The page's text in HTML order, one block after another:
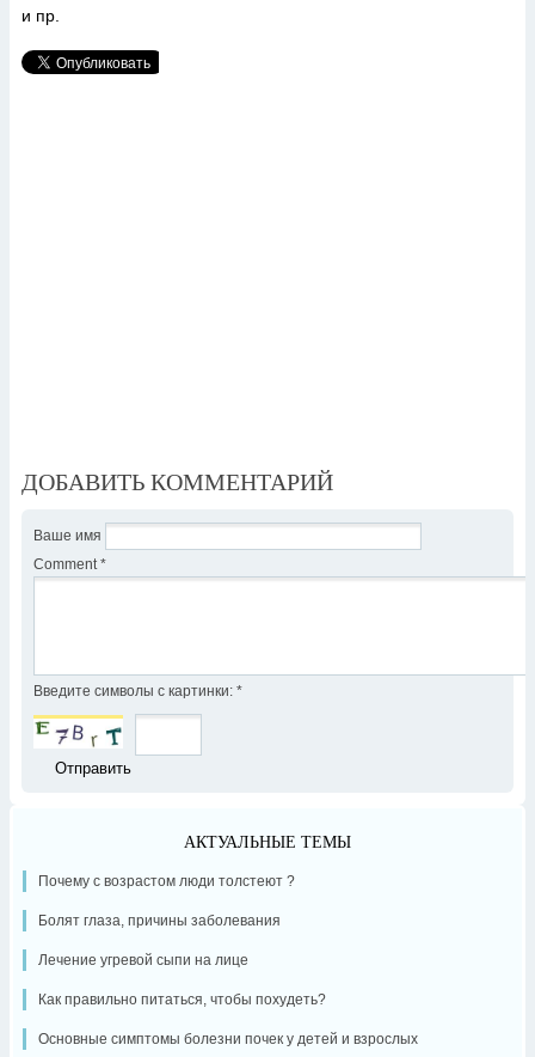
и пр.
ДОБАВИТЬ КОММЕНТАРИЙ
Ваше имя
Comment *
Введите символы с картинки: *
АКТУАЛЬНЫЕ ТЕМЫ
Почему с возрастом люди толстеют ?
Болят глаза, причины заболевания
Лечение угревой сыпи на лице
Как правильно питаться, чтобы похудеть?
Основные симптомы болезни почек у детей и взрослых